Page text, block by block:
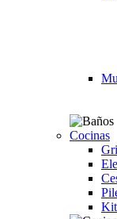
Cocinas